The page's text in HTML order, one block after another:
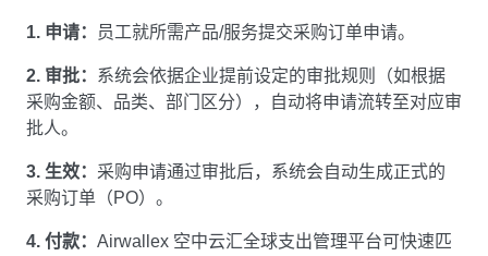
1. 申请： 员工就所需产品/服务提交采购订单申请。
2. 审批： 系统会依据企业提前设定的审批规则（如根据
采购金额、品类、部门区分），自动将申请流转至对应审
批人。
3. 生效： 采购申请通过审批后，系统会自动生成正式的
采购订单（PO）。
4. 付款： Airwallex 空中云汇全球支出管理平台可快速匹